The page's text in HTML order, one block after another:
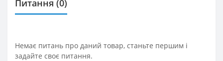
Питання (0)
Немає питань про даний товар, станьте першим і
задайте своє питання.